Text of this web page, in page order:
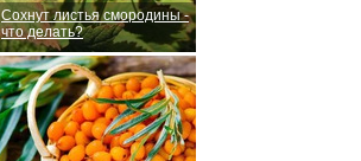
Сохнут листья смородины -
что делать?